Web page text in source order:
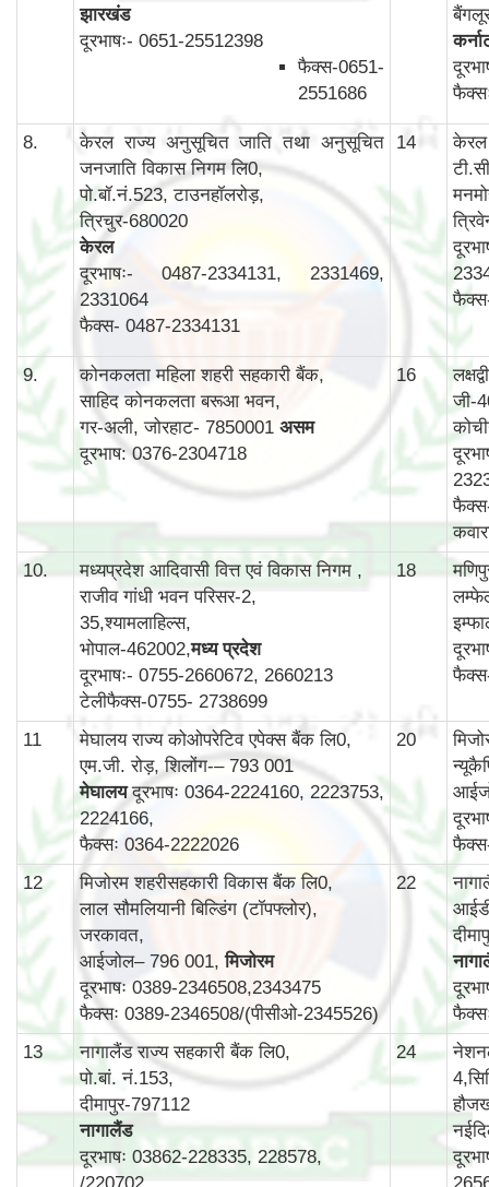
झारखंड
दूरभाषः- 0651-25512398
फैक्स-0651-
2551686
8.
केरल राज्य अनुसूचित जाति तथा अनुसूचित
जनजाति विकास निगम लि0,
पो.बॉ.नं.523, टाउनहॉलरोड़,
त्रिचुर-680020
केरल
दूरभाषः- 0487-2334131, 2331469,
2331064
फैक्स- 0487-2334131
14
केरल
9.
कोनकलता महिला शहरी सहकारी बैंक,
साहिद कोनकलता बरूआ भवन,
गर-अली, जोरहाट- 7850001 असम
दूरभाष: 0376-2304718
16
जी-
10.
मध्यप्रदेश आदिवासी वित्त एवं विकास निगम ,
राजीव गांधी भवन परिसर-2,
35,श्यामलाहिल्स,
भोपाल-462002,मध्य प्रदेश
दूरभाषः- 0755-2660672, 2660213
टेलीफैक्स-0755- 2738699
18
11
मेघालय राज्य कोओपरेटिव एपेक्स बैंक लि0,
एम.जी. रोड़, शिलोंग-– 793 001
मेघालयदूरभाषः 0364-2224160, 2223753,
2224166,
फैक्सः 0364-2222026
20
12
मिजोरम शहरीसहकारी विकास बैंक लि0,
लाल सौमलियानी बिल्डिंग (टॉपफ्लोर),
जरकावत,
आईजोल– 796 001,मिजोरम
दूरभाषः 0389-2346508,2343475
फैक्सः 0389-2346508/(पीसीओ-2345526)
22
13
नागालैंड राज्य सहकारी बैंक लि0,
पो.बां. नं.153,
दीमापुर-797112
नागालैंड
दूरभाषः 03862-228335, 228578,
/220702
24